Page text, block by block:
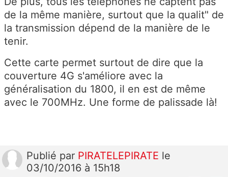
de la même manière, surtout que la qualit" de
la transmission dépend de la manière de le
tenir.
Cette carte permet surtout de dire que la
couverture 4G s'améliore avec la
généralisation du 1800, il en est de même
avec le 700MHz. Une forme de palissade là!
Publié par PIRATELEPIRATE le
03/10/2016 à 15h18